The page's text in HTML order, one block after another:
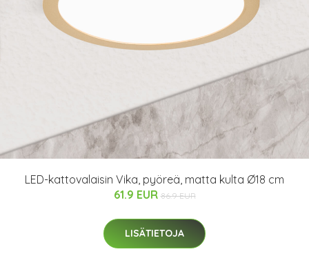
LED-kattovalaisin Vika, pyöreä, matta kulta Ø18 cm
61.9 EUR 86.9 EUR
LISÄTIETOJA